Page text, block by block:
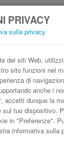
PRIVACY
sulla privacy
dei siti Web,
sito funzioni nel
di
anche i
accetti dunque la
sul tuo dispositivo.
in "Preferenze".
informativa sulla
cost
del